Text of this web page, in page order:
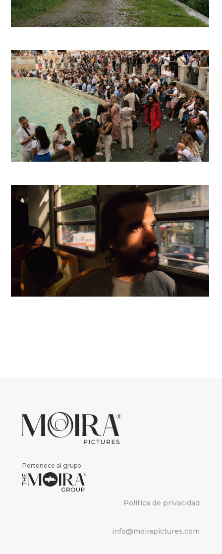
Pertenece al grupo
Política de privacidad
info@moirapictures.com